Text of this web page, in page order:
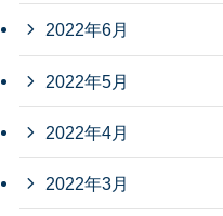
2022年6月
2022年5月
2022年4月
2022年3月